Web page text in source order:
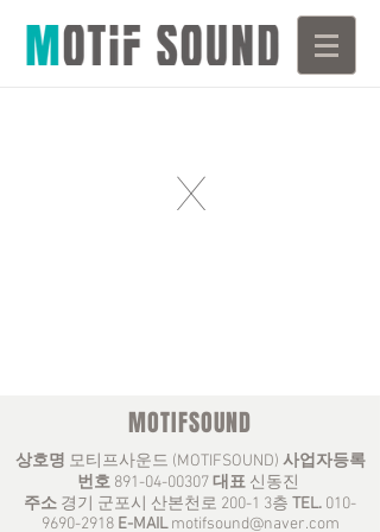
X
MOTIFSOUND
상호명 모티프사운드 (MOTIFSOUND) 사업자등록
번호 891-04-00307대표 신동진
주소 경기 군포시 산본천로 200-1 3층 TEL. 010-
9690-2918 E-MAIL motifsound@naver.com